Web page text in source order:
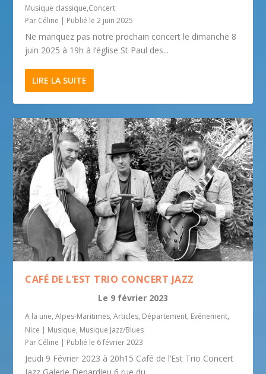
Musique classique,Concert
Par Céline | Publié le 2 juin 2025
Ne manquez pas notre prochain concert le dimanche 8
juin 2025 à 19h à l’église St Paul des...
LIRE LA SUITE
CAFÉ DE L’EST TRIO CONCERT JAZZ
Le 9 février 2023
A la une,Alpes-Maritimes,Articles, Département, Evénement,
Nice | Musique, Musique Jazz/Blues
Par Céline | Publié le 6 février 2023
Jeudi 9 Février 2023 à 20h15 Café de l’Est Trio Concert
Jazz Galerie Depardieu 6 rue du...